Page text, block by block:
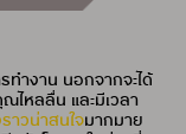
ทำงาน นอกจากจะได้
ไหลลื่น และมีเวลา
ราวน่าสนใจมากมาย